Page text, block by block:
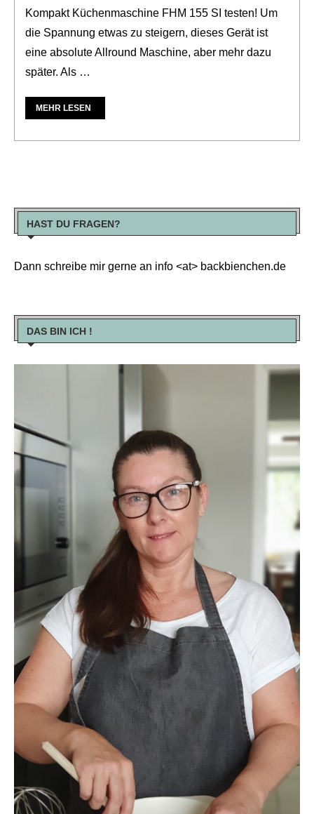
Kompakt Küchenmaschine FHM 155 SI testen! Um
die Spannung etwas zu steigern, dieses Gerät ist
eine absolute Allround Maschine, aber mehr dazu
später. Als …
MEHR LESEN
HAST DU FRAGEN?
Dann schreibe mir gerne an info <at> backbienchen.de
DAS BIN ICH !